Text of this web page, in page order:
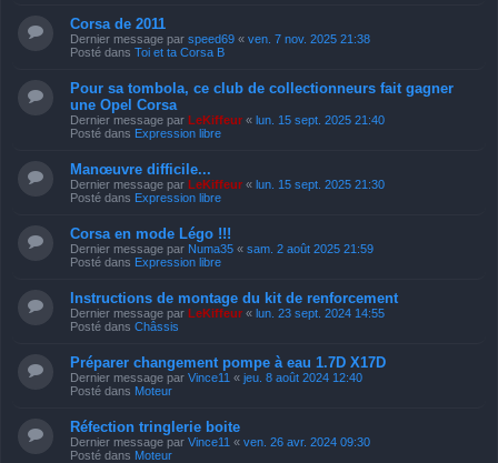
Corsa de 2011
Dernier message par speed69 « ven. 7 nov. 2025 21:38
Posté dans Toi et ta Corsa B
Pour sa tombola, ce club de collectionneurs fait gagner
une Opel Corsa
Dernier message par LeKiffeur « lun. 15 sept. 2025 21:40
Posté dans Expression libre
Manœuvre difficile...
Dernier message par LeKiffeur « lun. 15 sept. 2025 21:30
Posté dans Expression libre
Corsa en mode Légo !!!
Dernier message par Numa35 « sam. 2 août 2025 21:59
Posté dans Expression libre
Instructions de montage du kit de renforcement
Dernier message par LeKiffeur « lun. 23 sept. 2024 14:55
Posté dans Châssis
Préparer changement pompe à eau 1.7D X17D
Dernier message par Vince11 « jeu. 8 août 2024 12:40
Posté dans Moteur
Réfection tringlerie boite
Dernier message par Vince11 « ven. 26 avr. 2024 09:30
Posté dans Moteur